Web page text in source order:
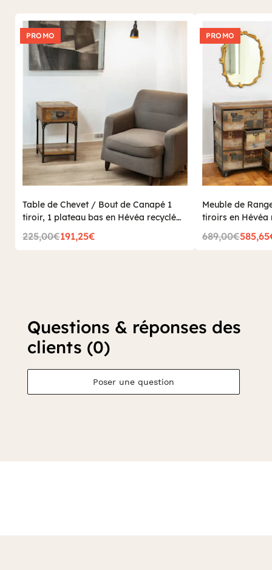
PROMO
Table de Chevet / Bout de Canapé 1
tiroir, 1 plateau bas en Hévéa recyclé
coloré et métal 35x35x55cm LOFT
COLORS
225,00€191,25€
PROMO
Meuble de
tiroirs en Hévéa
76x35x83cm
689,00€
Questions & réponses des
clients (0)
Poser une question